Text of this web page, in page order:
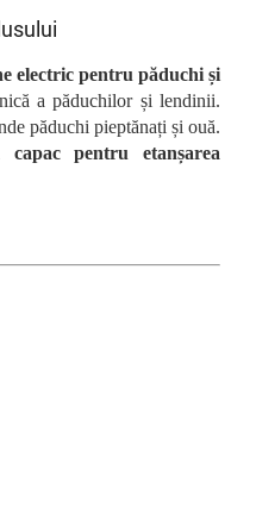
electric pentru păduchi și
a păduchilor și lendinii.
păduchi pieptănați și ouă.
pentru etanșarea